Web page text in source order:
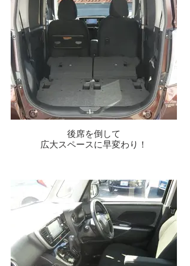
後席を倒して
広大スペースに早変わり！